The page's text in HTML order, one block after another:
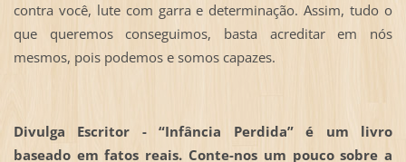
contra você, lute com garra e determinação. Assim, tudo o
que queremos conseguimos, basta acreditar em nós
mesmos, pois podemos e somos capazes.
Divulga Escritor - “Infância Perdida” é um livro
baseado em fatos reais. Conte-nos um pouco sobre a